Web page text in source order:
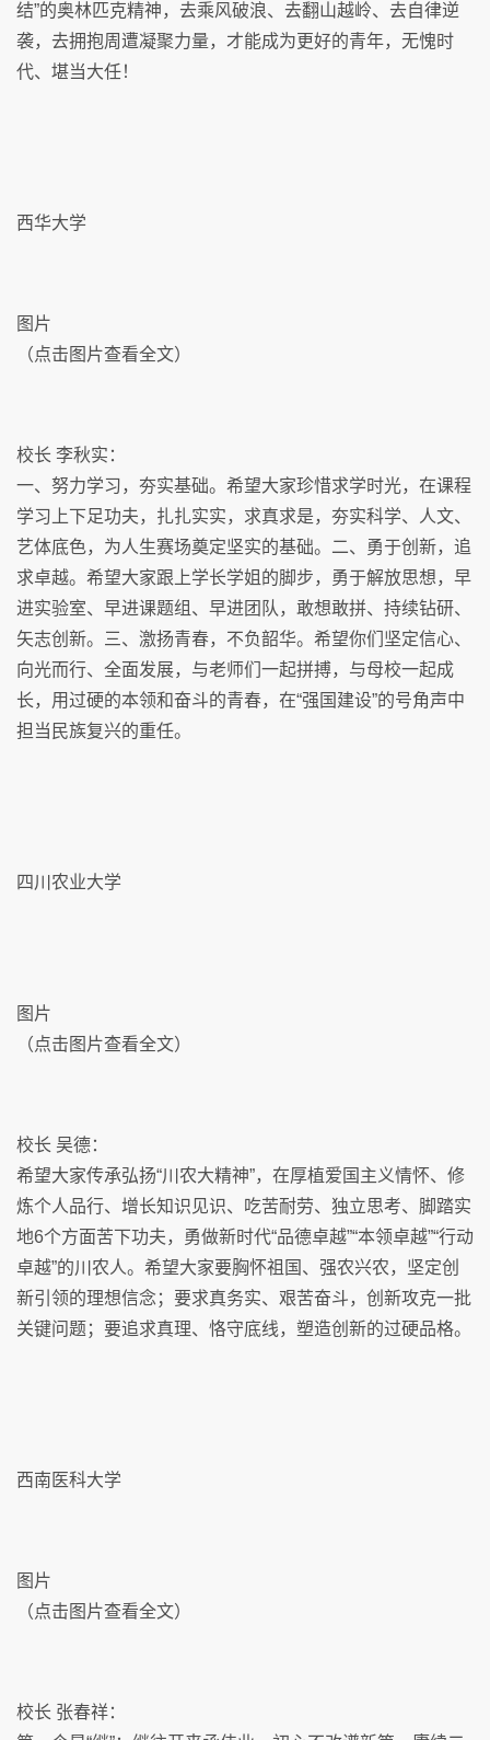
结”的奥林匹克精神，去乘风破浪、去翻山越岭、去自律逆
袭，去拥抱周遭凝聚力量，才能成为更好的青年，无愧时
代、堪当大任！
西华大学
图片
（点击图片查看全文）
校长 李秋实：
一、努力学习，夯实基础。希望大家珍惜求学时光，在课程
学习上下足功夫，扎扎实实，求真求是，夯实科学、人文、
艺体底色，为人生赛场奠定坚实的基础。二、勇于创新，追
求卓越。希望大家跟上学长学姐的脚步，勇于解放思想，早
进实验室、早进课题组、早进团队，敢想敢拼、持续钻研、
矢志创新。三、激扬青春，不负韶华。希望你们坚定信心、
向光而行、全面发展，与老师们一起拼搏，与母校一起成
长，用过硬的本领和奋斗的青春，在“强国建设”的号角声中
担当民族复兴的重任。
四川农业大学
图片
（点击图片查看全文）
校长 吴德：
希望大家传承弘扬“川农大精神”，在厚植爱国主义情怀、修
炼个人品行、增长知识见识、吃苦耐劳、独立思考、脚踏实
地6个方面苦下功夫，勇做新时代“品德卓越”“本领卓越”“行动
卓越”的川农人。希望大家要胸怀祖国、强农兴农，坚定创
新引领的理想信念；要求真务实、艰苦奋斗，创新攻克一批
关键问题；要追求真理、恪守底线，塑造创新的过硬品格。
西南医科大学
图片
（点击图片查看全文）
校长 张春祥：